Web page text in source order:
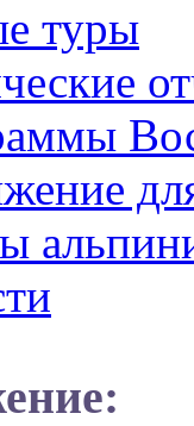
туры